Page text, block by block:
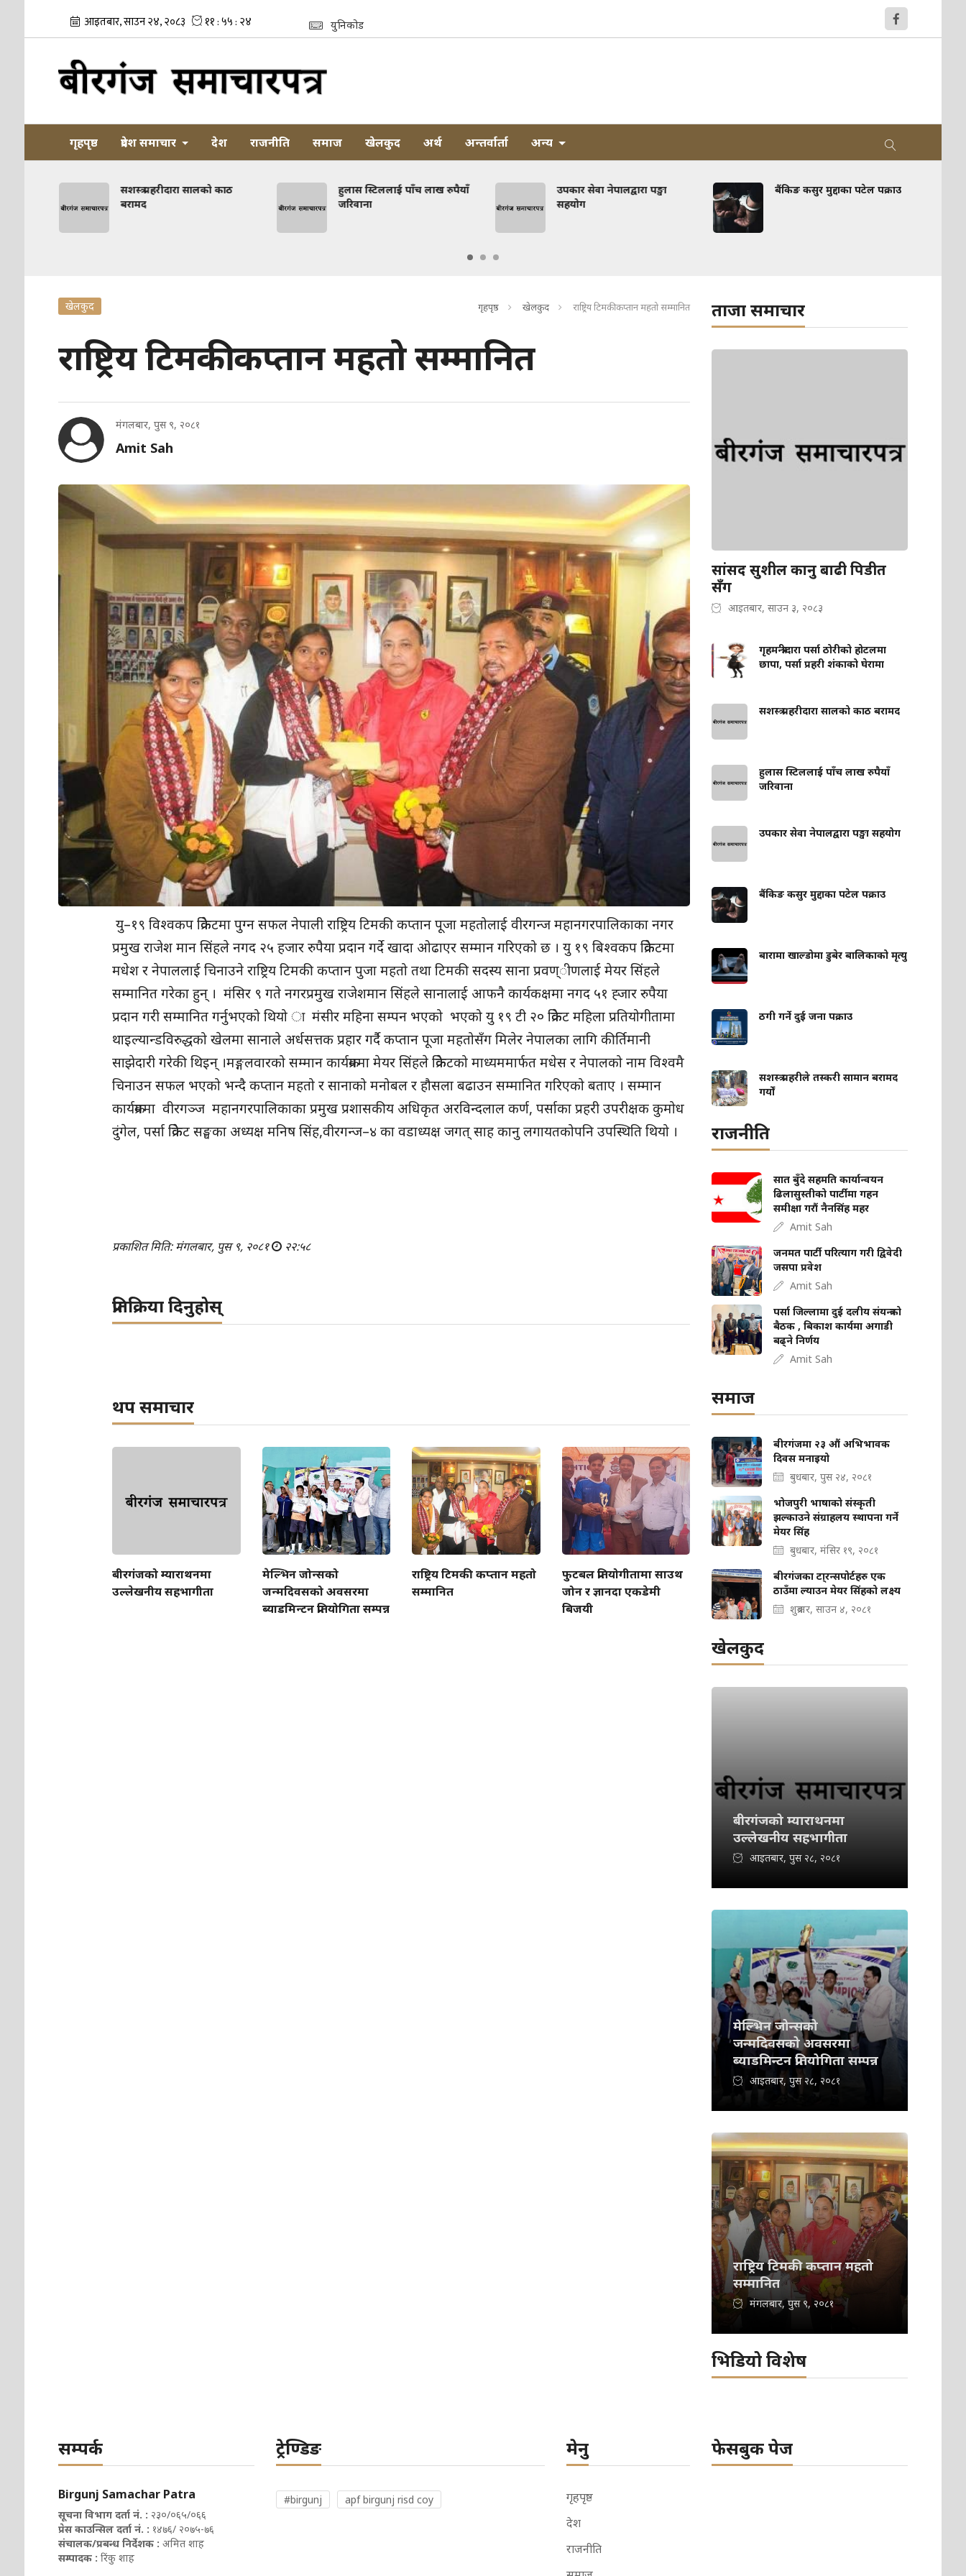
युनिकोड
गृहपृष्ठ प्रदेश समाचार देश राजनीति समाज खेलकुद अर्थ अन्तर्वार्ता अन्य
सशस्त्र प्रहरीदारा सालको काठ
बरामद
हुलास स्टिललाई पाँच लाख रुपैयाँ
जरिवाना
उपकार सेवा नेपालद्वारा पङ्खा
सहयोग
बैंकिङ कसुर मुद्दाका पटेल पक्राउ
खेलकुद गृहपृष्ठ खेलकुद राष्ट्रिय टिमकी कप्तान महतो सम्मानित
राष्ट्रिय टिमकी कप्तान महतो सम्मानित
मंगलबार, पुस ९, २०८१
Amit Sah
यु–१९ विश्वकप क्रिकेटमा पुग्न सफल नेपाली राष्ट्रिय टिमकी कप्तान पूजा महतोलाई वीरगन्ज महानगरपालिकाका नगर
प्रमुख राजेश मान सिंहले नगद २५ हजार रुपैया प्रदान गर्दे खादा ओढाएर सम्मान गरिएको छ । यु १९ बिश्वकप क्रिकेटमा
मधेश र नेपाललाई चिनाउने राष्ट्रिय टिमकी कप्तान पुजा महतो तथा टिमकी सदस्य साना प्रवण्ीणलाई मेयर सिंहले
सम्मानित गरेका हुन् । मंसिर ९ गते नगरप्रमुख राजेशमान सिंहले सानालाई आफनै कार्यकक्षमा नगद ५१ ह्जार रुपैया
प्रदान गरी सम्मानित गर्नुभएको थियो ा मंसीर महिना सम्पन भएको भएको यु १९ टी २० क्रिकेट महिला प्रतियोगीतामा
थाइल्यान्डविरुद्धको खेलमा सानाले अर्धसत्तक प्रहार गर्दै कप्तान पूजा महतोसँग मिलेर नेपालका लागि कीर्तिमानी
साझेदारी गरेकी थिइन् ।मङ्गलवारको सम्मान कार्यक्रममा मेयर सिंहले क्रिकेटको माध्यममार्फत मधेस र नेपालको नाम विश्वमै
चिनाउन सफल भएको भन्दै कप्तान महतो र सानाको मनोबल र हौसला बढाउन सम्मानित गरिएको बताए । सम्मान
कार्यक्रममा वीरगञ्ज महानगरपालिकाका प्रमुख प्रशासकीय अधिकृत अरविन्दलाल कर्ण, पर्साका प्रहरी उपरीक्षक कुमोध
दुंगेल, पर्सा क्रिकेट सङ्घका अध्यक्ष मनिष सिंह,वीरगन्ज–४ का वडाध्यक्ष जगत् साह कानु लगायतकोपनि उपस्थिति थियो ।
प्रकाशित मिति: मंगलबार, पुस ९, २०८१ २२:५८
प्रतिक्रिया दिनुहोस्
थप समाचार
बीरगंजको म्याराथनमा
उल्लेखनीय सहभागीता
मेल्भिन जोन्सको
जन्मदिवसको अवसरमा
ब्याडमिन्टन प्रतियोगिता सम्पन्न
राष्ट्रिय टिमकी कप्तान महतो
सम्मानित
फुटबल प्रतियोगीतामा साउथ
जोन र ज्ञानदा एकडेमी
बिजयी
ताजा समाचार
सांसद सुशील कानु बाढी पिडीत
सँग
आइतबार, साउन ३, २०८३
गृहमन्त्रीदारा पर्सा ठोरीको होटलमा
छापा, पर्सा प्रहरी शंकाको घेरामा
सशस्त्र प्रहरीदारा सालको काठ बरामद
हुलास स्टिललाई पाँच लाख रुपैयाँ
जरिवाना
उपकार सेवा नेपालद्वारा पङ्खा सहयोग
बैंकिङ कसुर मुद्दाका पटेल पक्राउ
बारामा खाल्डोमा डुबेर बालिकाको मृत्यु
ठगी गर्ने दुई जना पक्राउ
सशस्त्र प्रहरीले तस्करी सामान बरामद
गर्यों
राजनीति
सात बुँदे सहमति कार्यान्वयन
ढिलासुस्तीको पार्टीमा गहन
समीक्षा गरौं नैनसिंह महर
Amit Sah
जनमत पार्टी परित्याग गरी द्विवेदी
जसपा प्रवेश
Amit Sah
पर्सा जिल्लामा दुई दलीय संयन्त्रको
बैठक , बिकाश कार्यमा अगाडी
बढ्ने निर्णय
Amit Sah
समाज
बीरगंजमा २३ औं अभिभावक
दिवस मनाइयो
बुधबार, पुस २४, २०८१
भोजपुरी भाषाको संस्कृती
झल्काउने संग्राहलय स्थापना गर्ने
मेयर सिंह
बुधबार, मंसिर १९, २०८१
बीरगंजका टा्रन्सपोर्टहरु एक
ठाउँमा ल्याउन मेयर सिंहको लक्ष्य
शुक्रबार, साउन ४, २०८१
खेलकुद
बीरगंजको म्याराथनमा
उल्लेखनीय सहभागीता
आइतबार, पुस २८, २०८१
मेल्भिन जोन्सको
जन्मदिवसको अवसरमा
ब्याडमिन्टन प्रतियोगिता सम्पन्न
आइतबार, पुस २८, २०८१
राष्ट्रिय टिमकी कप्तान महतो
सम्मानित
मंगलबार, पुस ९, २०८१
भिडियो विशेष
सम्पर्क
Birgunj Samachar Patra
सूचना विभाग दर्ता नं. : २३०/०६५/०६६
प्रेस काउन्सिल दर्ता नं. : १४७६/ २०७५-७६
संचालक/प्रबन्ध निर्देशक : अमित शाह
सम्पादक : रिंकु शाह
ट्रेण्डिङ
#birgunj apf birgunj risd coy
मेनु
गृहपृष्ठ
देश
राजनीति
फेसबुक पेज